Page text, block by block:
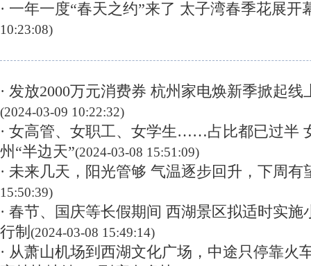
· 一年一度“春天之约”来了 太子湾春季花展开
10:23:08)
· 发放2000万元消费券 杭州家电焕新季掀起线
(2024-03-09 10:22:32)
· 女高管、女职工、女学生……占比都已过半
州“半边天”(2024-03-08 15:51:09)
· 未来几天，阳光管够 气温逐步回升，下周有
15:50:39)
· 春节、国庆等长假期间 西湖景区拟适时实施
行制 (2024-03-08 15:49:14)
· 从萧山机场到西湖文化广场，中途只停靠火